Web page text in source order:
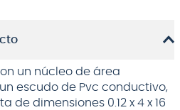
un núcleo de área
escudo de Pvc conductivo,
de dimensiones 0.12 x 4 x 16